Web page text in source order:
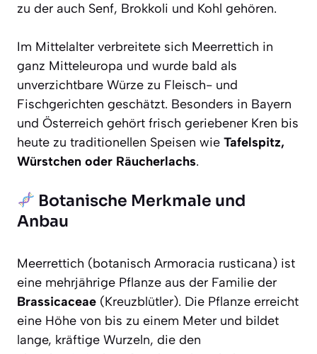
zu der auch Senf, Brokkoli und Kohl gehören.
Im Mittelalter verbreitete sich Meerrettich in
ganz Mitteleuropa und wurde bald als
unverzichtbare Würze zu Fleisch- und
Fischgerichten geschätzt. Besonders in Bayern
und Österreich gehört frisch geriebener Kren bis
heute zu traditionellen Speisen wie Tafelspitz,
Würstchen oder Räucherlachs.
Botanische Merkmale und
Anbau
Meerrettich (botanisch Armoracia rusticana) ist
eine mehrjährige Pflanze aus der Familie der
Brassicaceae (Kreuzblütler). Die Pflanze erreicht
eine Höhe von bis zu einem Meter und bildet
lange, kräftige Wurzeln, die den